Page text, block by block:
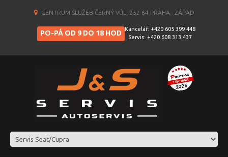
CENTRUM SLUŽEB ČERNÝ VŮL, 252 64 PRAHA - ZÁPAD
PO-PÁ OD 9 DO 18 HOD Kancelář: +420 605 399 448
Servis: +420 608 313 437